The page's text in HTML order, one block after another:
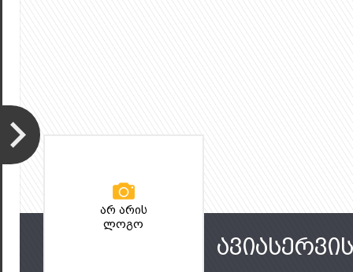
არ არის
ლოგო